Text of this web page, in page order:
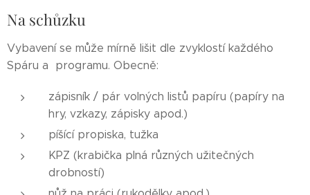
Na schůzku
Vybavení se může mírně lišit dle zvyklostí každého
Spáru a programu. Obecně:
zápisník / pár volných listů papíru (papíry na
hry, vzkazy, zápisky apod.)
píšící propiska, tužka
KPZ (krabička plná různých užitečných
drobností)